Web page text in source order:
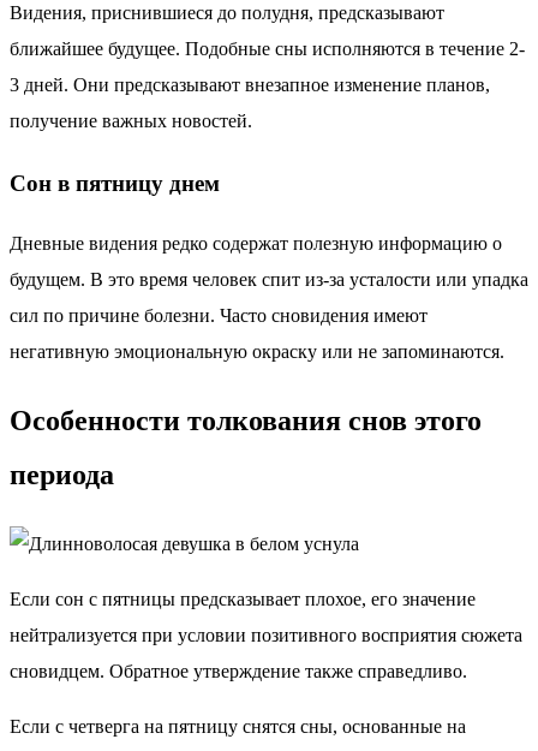
Видения, приснившиеся до полудня, предсказывают
ближайшее будущее. Подобные сны исполняются в течение 2-
3 дней. Они предсказывают внезапное изменение планов,
получение важных новостей.
Сон в пятницу днем
Дневные видения редко содержат полезную информацию о
будущем. В это время человек спит из-за усталости или упадка
сил по причине болезни. Часто сновидения имеют
негативную эмоциональную окраску или не запоминаются.
Особенности толкования снов этого
периода
Если сон с пятницы предсказывает плохое, его значение
нейтрализуется при условии позитивного восприятия сюжета
сновидцем. Обратное утверждение также справедливо.
Если с четверга на пятницу снятся сны, основанные на